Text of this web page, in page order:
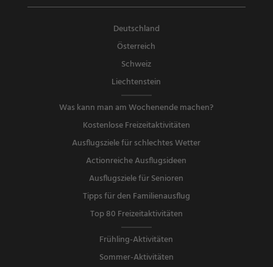
Deutschland
Österreich
Schweiz
Liechtenstein
Was kann man am Wochenende machen?
Kostenlose Freizeitaktivitäten
Ausflugsziele für schlechtes Wetter
Actionreiche Ausflugsideen
Ausflugsziele für Senioren
Tipps für den Familienausflug
Top 80 Freizeitaktivitäten
Frühling-Aktivitäten
Sommer-Aktivitäten